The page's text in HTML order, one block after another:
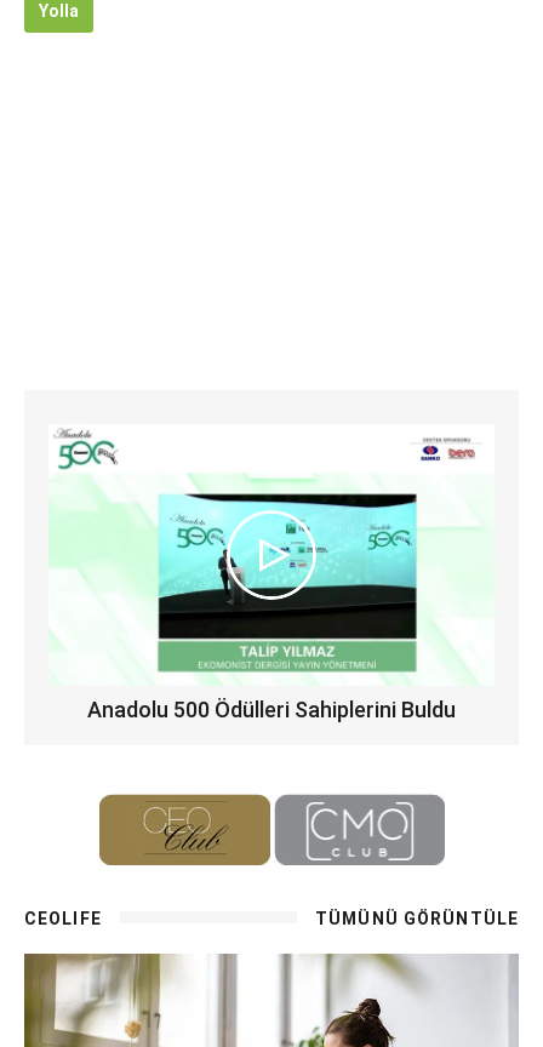
Yolla
Anadolu 500 Ödülleri Sahiplerini Buldu
CEOLIFE TÜMÜNÜ GÖRÜNTÜLE